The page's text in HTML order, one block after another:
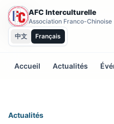
AFC Interculturelle
Association Franco-Chinoise
中文
Français
Accueil Actualités
Actualités